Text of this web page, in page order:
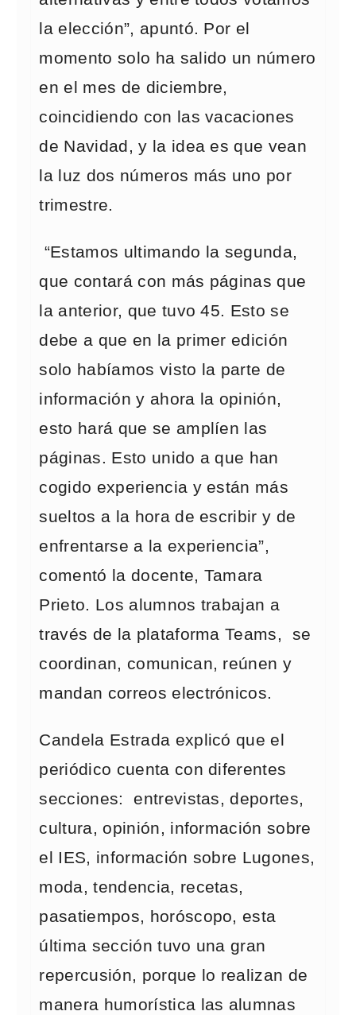
la elección”, apuntó. Por el
momento solo ha salido un número
en el mes de diciembre,
coincidiendo con las vacaciones
de Navidad, y la idea es que vean
la luz dos números más uno por
trimestre.
“Estamos ultimando la segunda,
que contará con más páginas que
la anterior, que tuvo 45. Esto se
debe a que en la primer edición
solo habíamos visto la parte de
información y ahora la opinión,
esto hará que se amplíen las
páginas. Esto unido a que han
cogido experiencia y están más
sueltos a la hora de escribir y de
enfrentarse a la experiencia”,
comentó la docente, Tamara
Prieto. Los alumnos trabajan a
través de la plataforma Teams, se
coordinan, comunican, reúnen y
mandan correos electrónicos.
Candela Estrada explicó que el
periódico cuenta con diferentes
secciones: entrevistas, deportes,
cultura, opinión, información sobre
el IES, información sobre Lugones,
moda, tendencia, recetas,
pasatiempos, horóscopo, esta
última sección tuvo una gran
repercusión, porque lo realizan de
manera humorística las alumnas